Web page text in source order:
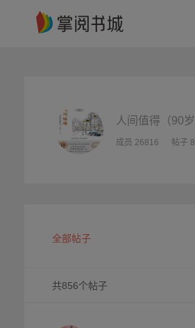
人间值得（90
成员 26816 帖子
全部帖子
共856个帖子